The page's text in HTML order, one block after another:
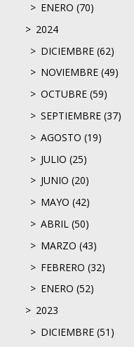
ENERO (70)
2024
DICIEMBRE (62)
NOVIEMBRE (49)
OCTUBRE (59)
SEPTIEMBRE (37)
AGOSTO (19)
JULIO (25)
JUNIO (20)
MAYO (42)
ABRIL (50)
MARZO (43)
FEBRERO (32)
ENERO (52)
2023
DICIEMBRE (51)